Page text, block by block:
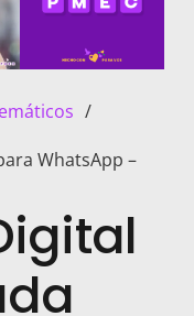
/
WhatsApp –